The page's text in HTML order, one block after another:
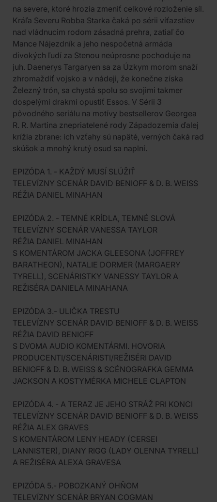
na severe, ktoré hrozia zmeniť celkové rozloženie síl.
Kráľa Severu Robba Starka čaká po sérii víťazstiev
nad vládnucim rodom zásadná prehra, zatiaľ čo
Mance Nájezdník a jeho nespočetná armáda
divokých ľudí za Stenou neúprosne pochoduje na
juh. Daenerys Targaryen sa za Úzkym morom snaží
zhromaždiť vojsko a v nádeji, že konečne získa
Železný trón, sa chystá spolu so svojimi takmer
dospelými drakmi opustiť Essos. V Sérii 3
pôvodného seriálu na motívy bestsellerov Georgea
R. R. Martina znepriatelené rody Západozemia ďalej
krížia zbrane: ich vzťahy sú napäté, verných čaká rad
skúšok a mnohý krutý osud sa naplní.
EPIZÓDA 1. - KAŽDÝ MUSÍ SLÚŽIŤ
TELEVÍZNY SCENÁR DAVID BENIOFF & D. B. WEISS
RÉŽIA DANIEL MINAHAN
EPIZÓDA 2. - TEMNÉ KRÍDLA, TEMNÉ SLOVÁ
TELEVÍZNY SCENÁR VANESSA TAYLOR
RÉŽIA DANIEL MINAHAN
S KOMENTÁROM JACKA GLEESONA (JOFFREY
BARATHEON), NATALIE DORMER (MARGAERY
TYRELL), SCENÁRISTKY VANESSY TAYLOR A
REŽISÉRA DANIELA MINAHANA
EPIZÓDA 3.- ULIČKA TRESTU
TELEVÍZNY SCENÁR DAVID BENIOFF & D. B. WEISS
RÉŽIA DAVID BENIOFF
S DVOMA AUDIO KOMENTÁRMI. HOVORIA
PRODUCENTI/SCENÁRISTI/REŽISÉRI DAVID
BENIOFF & D. B. WEISS & SCÉNOGRAFKA GEMMA
JACKSON A KOSTYMÉRKA MICHELE CLAPTON
EPIZÓDA 4. - A TERAZ JE JEHO STRÁŽ PRI KONCI
TELEVÍZNY SCENÁR DAVID BENIOFF & D. B. WEISS
RÉŽIA ALEX GRAVES
S KOMENTÁROM LENY HEADY (CERSEI
LANNISTER), DIANY RIGG (LADY OLENNA TYRELL)
A REŽISÉRA ALEXA GRAVESA
EPIZÓDA 5.- POBOZKANÝ OHŇOM
TELEVÍZNY SCENÁR BRYAN COGMAN